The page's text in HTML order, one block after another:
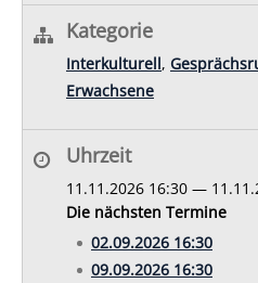
Kategorie
Interkulturell,
Erwachsene
Uhrzeit
11.11.2026 16:30 —
Die nächsten Termine
02.09.2026 16:30
09.09.2026 16:30